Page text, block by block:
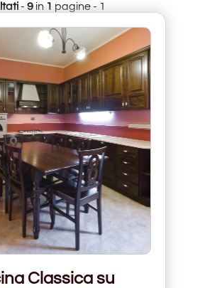
- 9 in 1 pagine - 1
Classica su